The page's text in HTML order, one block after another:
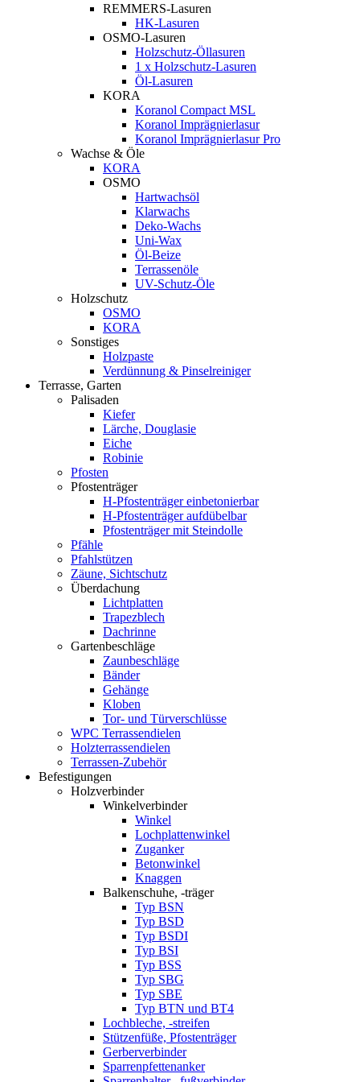
REMMERS-Lasuren
HK-Lasuren
OSMO-Lasuren
Holzschutz-Öllasuren
1 x Holzschutz-Lasuren
Öl-Lasuren
KORA
Koranol Compact MSL
Koranol Imprägnierlasur
Koranol Imprägnierlasur Pro
Wachse & Öle
KORA
OSMO
Hartwachsöl
Klarwachs
Deko-Wachs
Uni-Wax
Öl-Beize
Terrassenöle
UV-Schutz-Öle
Holzschutz
OSMO
KORA
Sonstiges
Holzpaste
Verdünnung & Pinselreiniger
Terrasse, Garten
Palisaden
Kiefer
Lärche, Douglasie
Eiche
Robinie
Pfosten
Pfostenträger
H-Pfostenträger einbetonierbar
H-Pfostenträger aufdübelbar
Pfostenträger mit Steindolle
Pfähle
Pfahlstützen
Zäune, Sichtschutz
Überdachung
Lichtplatten
Trapezblech
Dachrinne
Gartenbeschläge
Zaunbeschläge
Bänder
Gehänge
Kloben
Tor- und Türverschlüsse
WPC Terrassendielen
Holzterrassendielen
Terrassen-Zubehör
Befestigungen
Holzverbinder
Winkelverbinder
Winkel
Lochplattenwinkel
Zuganker
Betonwinkel
Knaggen
Balkenschuhe, -träger
Typ BSN
Typ BSD
Typ BSDI
Typ BSI
Typ BSS
Typ SBG
Typ SBE
Typ BTN und BT4
Lochbleche, -streifen
Stützenfüße, Pfostenträger
Gerberverbinder
Sparrenpfettenanker